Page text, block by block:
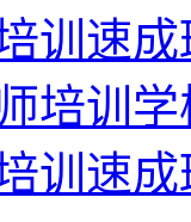
训速成
培训
训速成